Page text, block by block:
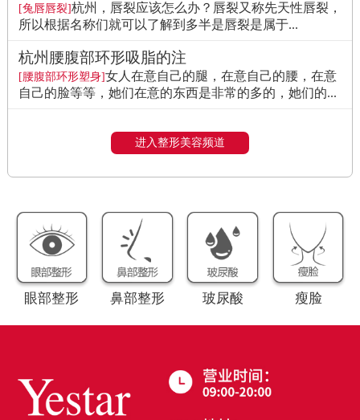
[兔唇唇裂]杭州，唇裂应该怎么办？唇裂又称先天性唇裂，
所以根据名称们就可以了解到多半是唇裂是属于...
杭州腰腹部环形吸脂的注
[腰腹部环形塑身]女人在意自己的腿，在意自己的腰，在意
自己的脸等等，她们在意的东西是非常的多的，她们的...
进入整形美容频道
眼部整形 鼻部整形 玻尿酸 瘦脸